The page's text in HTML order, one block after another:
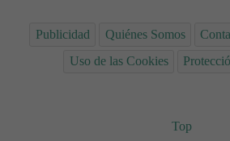
Publicidad Quiénes Somos
Uso de las Cookies
Top